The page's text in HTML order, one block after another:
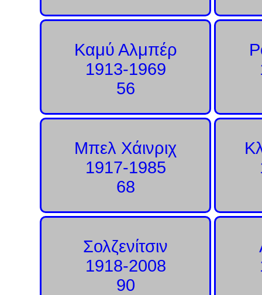
Καμύ Αλμπέρ
1913-1969
56
Μπελ Χάινριχ
1917-1985
68
Σολζενίτσιν
1918-2008
90